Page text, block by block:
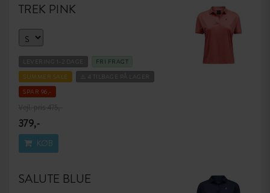
TREK PINK
LEVERING 1-2 DAGE
FRI FRAGT
SUMMER SALE
⚠️ 4 TILBAGE PÅ LAGER
SPAR 96,-
379,-
KØB
SALUTE BLUE